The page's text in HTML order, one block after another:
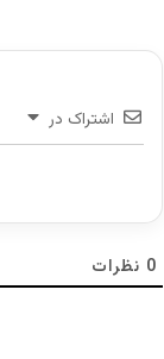
تاثیر اخبار
اشتراک در
0 نظرات